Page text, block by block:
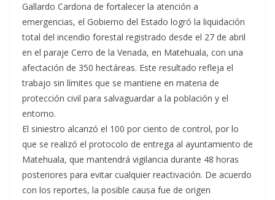
Gallardo Cardona de fortalecer la atención a
emergencias, el Gobierno del Estado logró la liquidación
total del incendio forestal registrado desde el 27 de abril
en el paraje Cerro de la Venada, en Matehuala, con una
afectación de 350 hectáreas. Este resultado refleja el
trabajo sin límites que se mantiene en materia de
protección civil para salvaguardar a la población y el
entorno.
El siniestro alcanzó el 100 por ciento de control, por lo
que se realizó el protocolo de entrega al ayuntamiento de
Matehuala, que mantendrá vigilancia durante 48 horas
posteriores para evitar cualquier reactivación. De acuerdo
con los reportes, la posible causa fue de origen